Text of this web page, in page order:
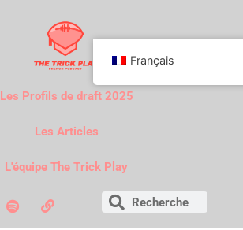
Les Profils de draft 2025
Les Articles
L'équipe The Trick Play
Français